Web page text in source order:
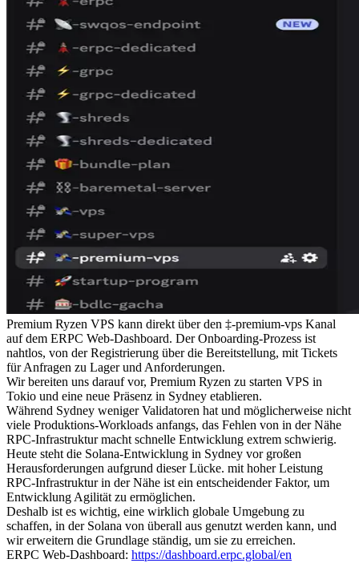
Premium Ryzen VPS kann direkt über den ‡-premium-vps Kanal
auf dem ERPC Web-Dashboard. Der Onboarding-Prozess ist
nahtlos, von der Registrierung über die Bereitstellung, mit Tickets
für Anfragen zu Lager und Anforderungen.
Wir bereiten uns darauf vor, Premium Ryzen zu starten VPS in
Tokio und eine neue Präsenz in Sydney etablieren.
Während Sydney weniger Validatoren hat und möglicherweise nicht
viele Produktions-Workloads anfangs, das Fehlen von in der Nähe
RPC-Infrastruktur macht schnelle Entwicklung extrem schwierig.
Heute steht die Solana-Entwicklung in Sydney vor großen
Herausforderungen aufgrund dieser Lücke. mit hoher Leistung
RPC-Infrastruktur in der Nähe ist ein entscheidender Faktor, um
Entwicklung Agilität zu ermöglichen.
Deshalb ist es wichtig, eine wirklich globale Umgebung zu
schaffen, in der Solana von überall aus genutzt werden kann, und
wir erweitern die Grundlage ständig, um sie zu erreichen.
ERPC Web-Dashboard: https://dashboard.erpc.global/en